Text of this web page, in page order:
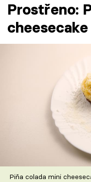
TV Program
Škola vaření
Recepty z TV
Prostřeno:
cheesecake
Piňa colada mini